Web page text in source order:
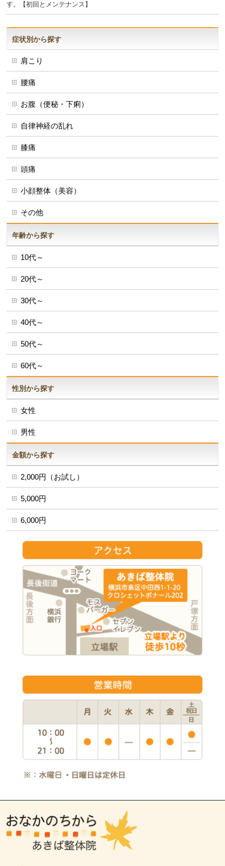
す。【初回とメンテナンス】
症状別から探す
肩こり
腰痛
お腹（便秘・下痢）
自律神経の乱れ
膝痛
頭痛
小顔整体（美容）
その他
年齢から探す
10代～
20代～
30代～
40代～
50代～
60代～
性別から探す
女性
男性
金額から探す
2,000円（お試し）
5,000円
6,000円